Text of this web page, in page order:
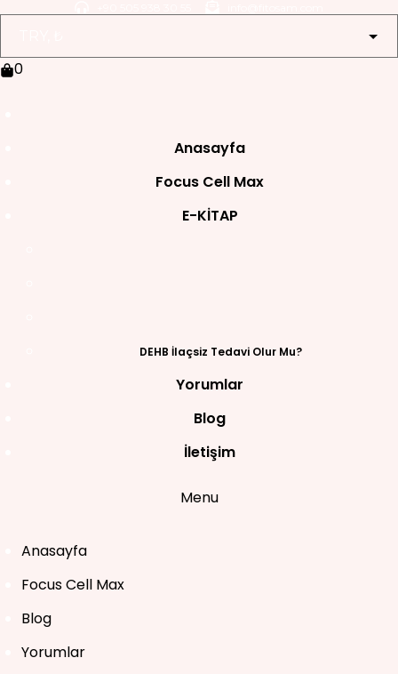
Skip
content
0
Anasayfa
Focus Cell Max
E-KİTAP
DEHB İlaçsiz Tedavi Olur Mu?
Yorumlar
Blog
İletişim
Menu
Anasayfa
Focus Cell Max
Blog
Yorumlar